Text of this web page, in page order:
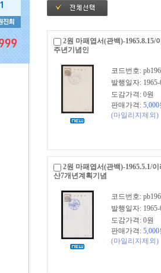
2원 마패엽서(관백)-1965.8.15/
주년기념인
코드번호:
발행일자: 1965-
도감가격: 0원
판매가격: 5,000
(마일리지제외)
2원 마패엽서(관백)-1965.5.1/
산7개년계획기념
코드번호:
발행일자: 1965-
도감가격: 0원
판매가격: 5,000
(마일리지제외)